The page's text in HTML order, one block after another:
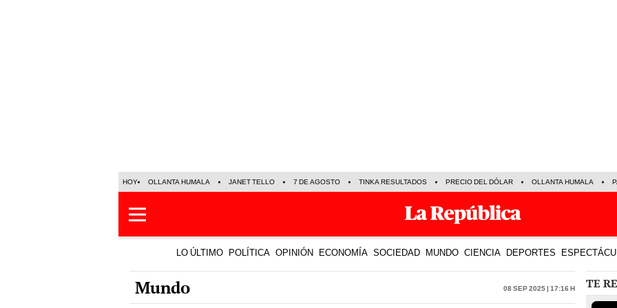
HOY OLLANTA HUMALA JANET TELLO 7 DE AGOSTO TINKA RESULTADOS PRECIO DEL DÓLAR OLLANTA HUMALA
LO ÚLTIMO POLÍTICA OPINIÓN ECONOMÍA SOCIEDAD MUNDO CIENCIA DEPORTES
Mundo 08 Sep 2025 | 17:16 h TE